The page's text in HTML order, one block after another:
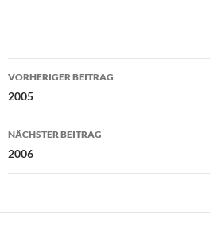
Beitragsnavigation
VORHERIGER BEITRAG
2005
NÄCHSTER BEITRAG
2006